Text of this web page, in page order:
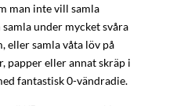
man inte vill samla
under mycket svåra
eller samla våta löv på
papper eller annat skräp i
fantastisk 0-vändradie.